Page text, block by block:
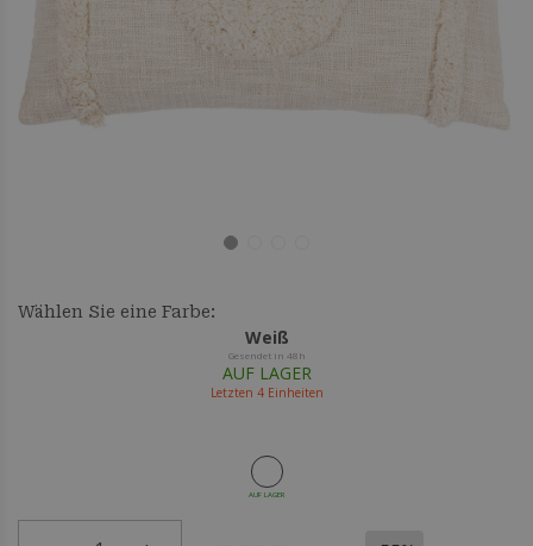
Wählen Sie eine Farbe:
Weiß
Gesendet in 48h
AUF LAGER
Letzten 4Einheiten
AUF LAGER